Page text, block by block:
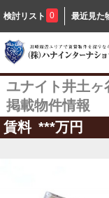
検討リスト 0 最近見た
ユナイト井土ヶ
掲載物件情報
賃料 ***万円